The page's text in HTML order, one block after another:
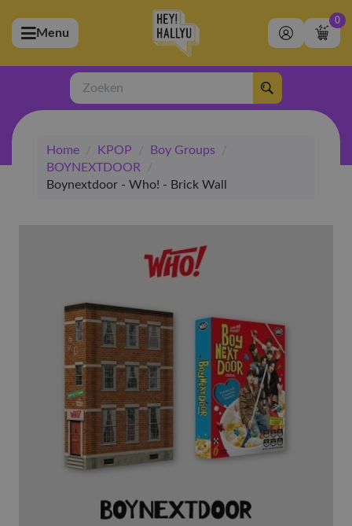
(Artiesten)
(Merchandise)
(Exclusive)
(Winkel)
Menu
0
Zoeken
Home / KPOP / Boy Groups
/
BOYNEXTDOOR
/
Boynextdoor - Who! - Brick Wall